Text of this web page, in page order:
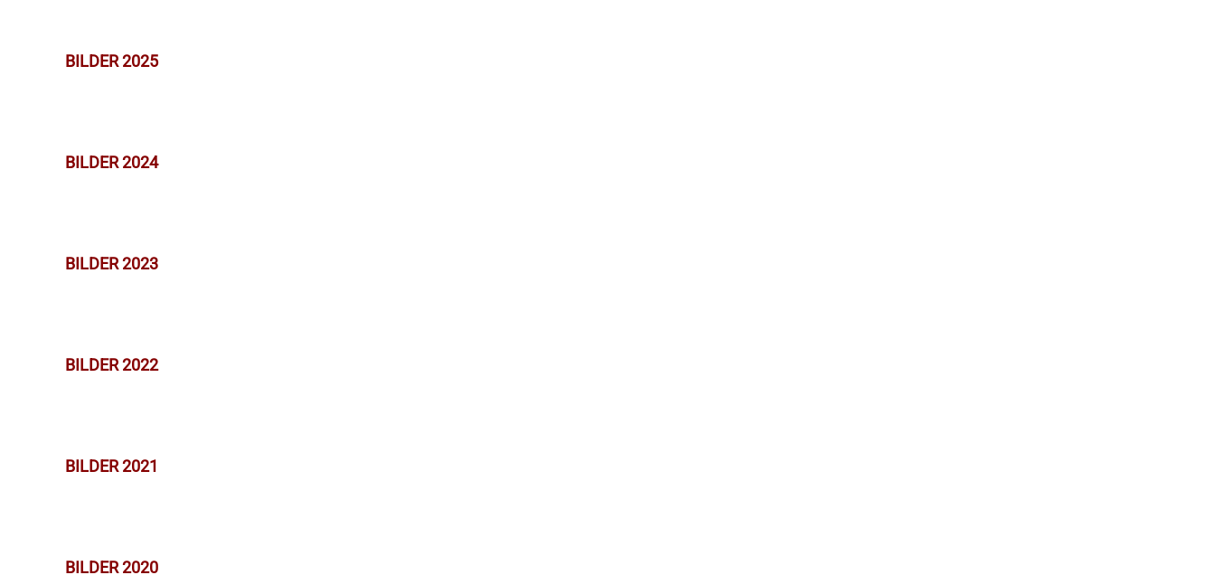
BILDER 2025
BILDER 2024
BILDER 2023
BILDER 2022
BILDER 2021
BILDER 2020